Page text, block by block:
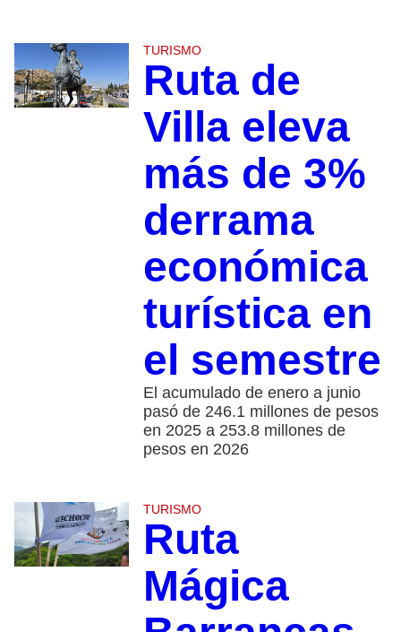
TURISMO
Ruta de
Villa eleva
más de 3%
derrama
económica
turística en
el semestre
El acumulado de enero a junio
pasó de 246.1 millones de pesos
en 2025 a 253.8 millones de
pesos en 2026
TURISMO
Ruta
Mágica